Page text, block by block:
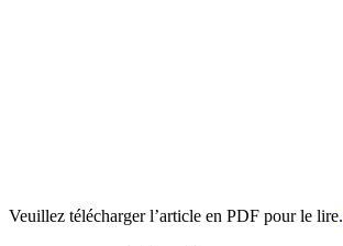
Veuillez télécharger l’article en PDF pour le lire.